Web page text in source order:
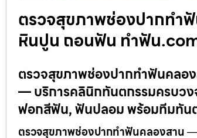
ตรวจสุขภาพช่องปากทำ
หินปูน ถอนฟัน ทำฟัน
ตรวจสุขภาพช่องปากทำฟันคลอ
— บริการคลินิกทันตกรรมครบว
ฟอกสีฟัน, ฟันปลอม พร้อมทีมทัน
ตรวจสุขภาพช่องปากทำฟันคลองสาน—